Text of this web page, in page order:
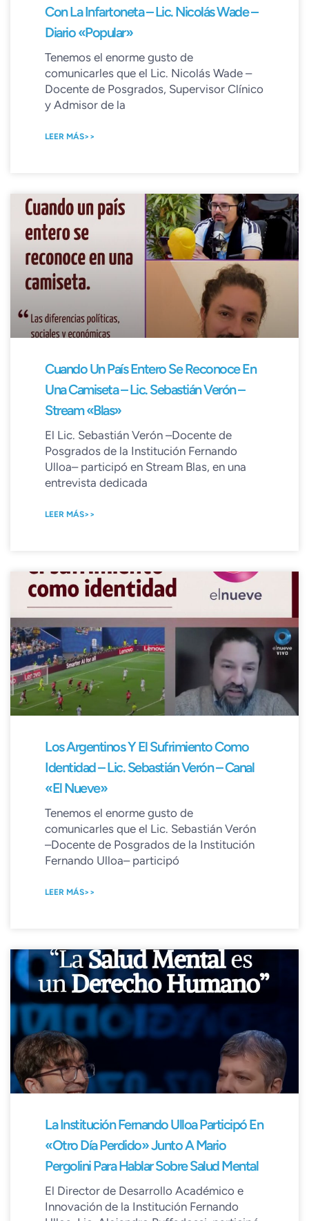
Con La Infartoneta – Lic. Nicolás Wade –
Diario «Popular»
Tenemos el enorme gusto de
comunicarles que el Lic. Nicolás Wade –
Docente de Posgrados, Supervisor Clínico
y Admisor de la
LEER MÁS>>
Cuando Un País Entero Se Reconoce En
Una Camiseta – Lic. Sebastián Verón –
Stream «Blas»
El Lic. Sebastián Verón –Docente de
Posgrados de la Institución Fernando
Ulloa– participó en Stream Blas, en una
entrevista dedicada
LEER MÁS>>
Los Argentinos Y El Sufrimiento Como
Identidad – Lic. Sebastián Verón – Canal
«El Nueve»
Tenemos el enorme gusto de
comunicarles que el Lic. Sebastián Verón
–Docente de Posgrados de la Institución
Fernando Ulloa– participó
LEER MÁS>>
La Institución Fernando Ulloa Participó En
«Otro Día Perdido» Junto A Mario
Pergolini Para Hablar Sobre Salud Mental
El Director de Desarrollo Académico e
Innovación de la Institución Fernando